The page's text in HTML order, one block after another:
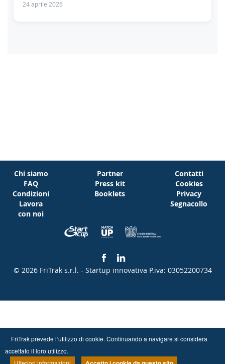
24 aprile 2026
Chi siamo
FAQ
Condizioni
Lavora
con noi
Partner
Press kit
Booklets
Contatti
Cookies
Privacy
Segnacollo
© 2026 FriTrak s.r.l. - Startup innovativa P.iva: 03052200734
FriTrak prevede l‘utilizzo di cookie. Continuando a navigare si considera
accettato il loro utilizzo.